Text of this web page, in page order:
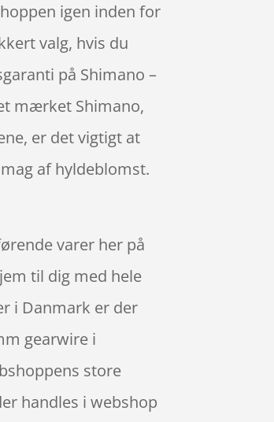
igen inden for
valg, hvis du
på Shimano –
mærket Shimano,
er det vigtigt at
af hyldeblomst.
varer her på
til dig med hele
i Danmark er der
gearwire i
store
handles i webshop